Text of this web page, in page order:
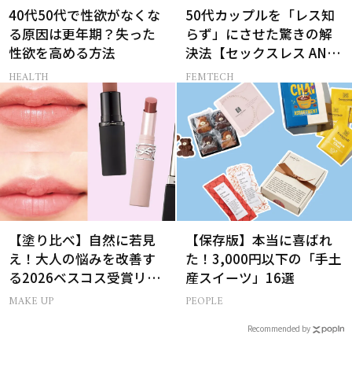
40代50代で性欲がなくな
る原因は更年期？失った
性欲を高める方法
HEALTH
50代カップルを「レス知
らず」にさせた驚きの解
決法【セックスレス AND
THE CITY -女たちの告
FEMTECH
【塗り比べ】自然に若見
え！大人の悩みを改善す
る2026ベスコス受賞リッ
プTOP3
MAKE UP
【保存版】本当に喜ばれ
た！3,000円以下の「手土
産スイーツ」16選
PEOPLE
Recommended by